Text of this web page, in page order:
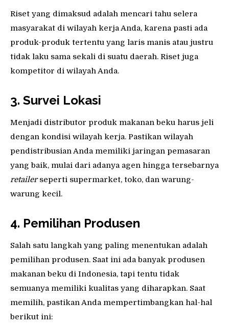
Riset yang dimaksud adalah mencari tahu selera
masyarakat di wilayah kerja Anda, karena pasti ada
produk-produk tertentu yang laris manis atau justru
tidak laku sama sekali di suatu daerah. Riset juga
kompetitor di wilayah Anda.
3. Survei Lokasi
Menjadi distributor produk makanan beku harus jeli
dengan kondisi wilayah kerja. Pastikan wilayah
pendistribusian Anda memiliki jaringan pemasaran
yang baik, mulai dari adanya agen hingga tersebarnya
retailerseperti supermarket, toko, dan warung-
warung kecil.
4. Pemilihan Produsen
Salah satu langkah yang paling menentukan adalah
pemilihan produsen. Saat ini ada banyak produsen
makanan beku di Indonesia, tapi tentu tidak
semuanya memiliki kualitas yang diharapkan. Saat
memilih, pastikan Anda mempertimbangkan hal-hal
berikut ini: